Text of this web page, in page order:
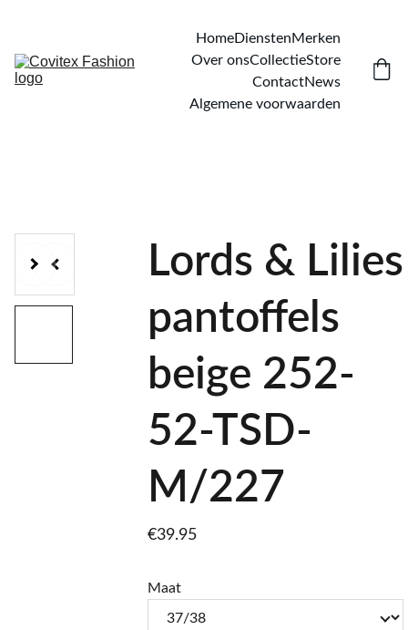
HomeDienstenMerken
Over onsCollectieStore
ContactNews
Algemene voorwaarden
Lords & Lilies
pantoffels
beige 252-
52-TSD-
M/227
€39.95
Maat